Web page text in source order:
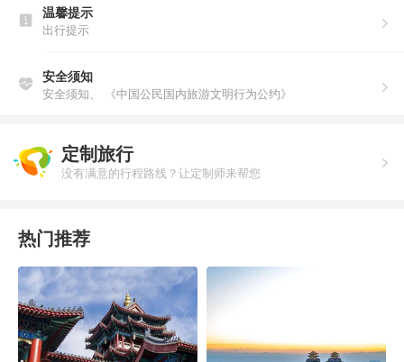
温馨提示
出行提示
安全须知
安全须知、 《中国公民国内旅游文明行为公约》
定制旅行
没有满意的行程路线？让定制师来帮您
热门推荐